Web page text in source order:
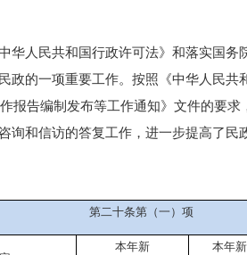
人民共和国行政许可法》和落实国务
政的一项重要工作。按照《中华人民共
报告编制发布等工作通知》文件的要
询和信访的答复工作，进一步提高了民
第二十条第（一）项
本年新
本年新